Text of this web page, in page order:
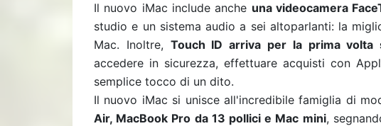
Il nuovo iMac include anche una videocamera
studio e un sistema audio a sei altoparlanti: la
Mac. Inoltre, Touch ID arriva per la prima volta
accedere in sicurezza, effettuare acquisti con
semplice tocco di un dito.
Il nuovo iMac si unisce all'incredibile famiglia di
Air, MacBook Pro da 13 pollici e Mac mini,